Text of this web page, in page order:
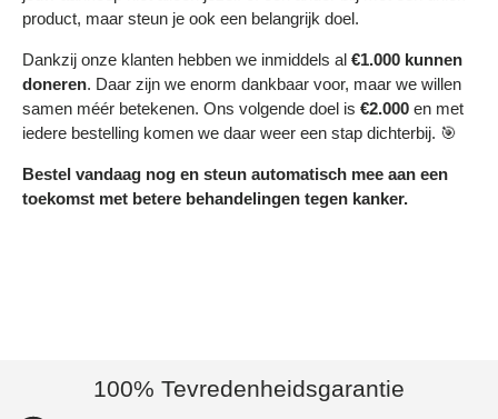
product, maar steun je ook een belangrijk doel.
Dankzij onze klanten hebben we inmiddels al €1.000 kunnen
doneren. Daar zijn we enorm dankbaar voor, maar we willen
samen méér betekenen. Ons volgende doel is €2.000 en met
iedere bestelling komen we daar weer een stap dichterbij. 🎯
Bestel vandaag nog en steun automatisch mee aan een
toekomst met betere behandelingen tegen kanker.
100% Tevredenheidsgarantie